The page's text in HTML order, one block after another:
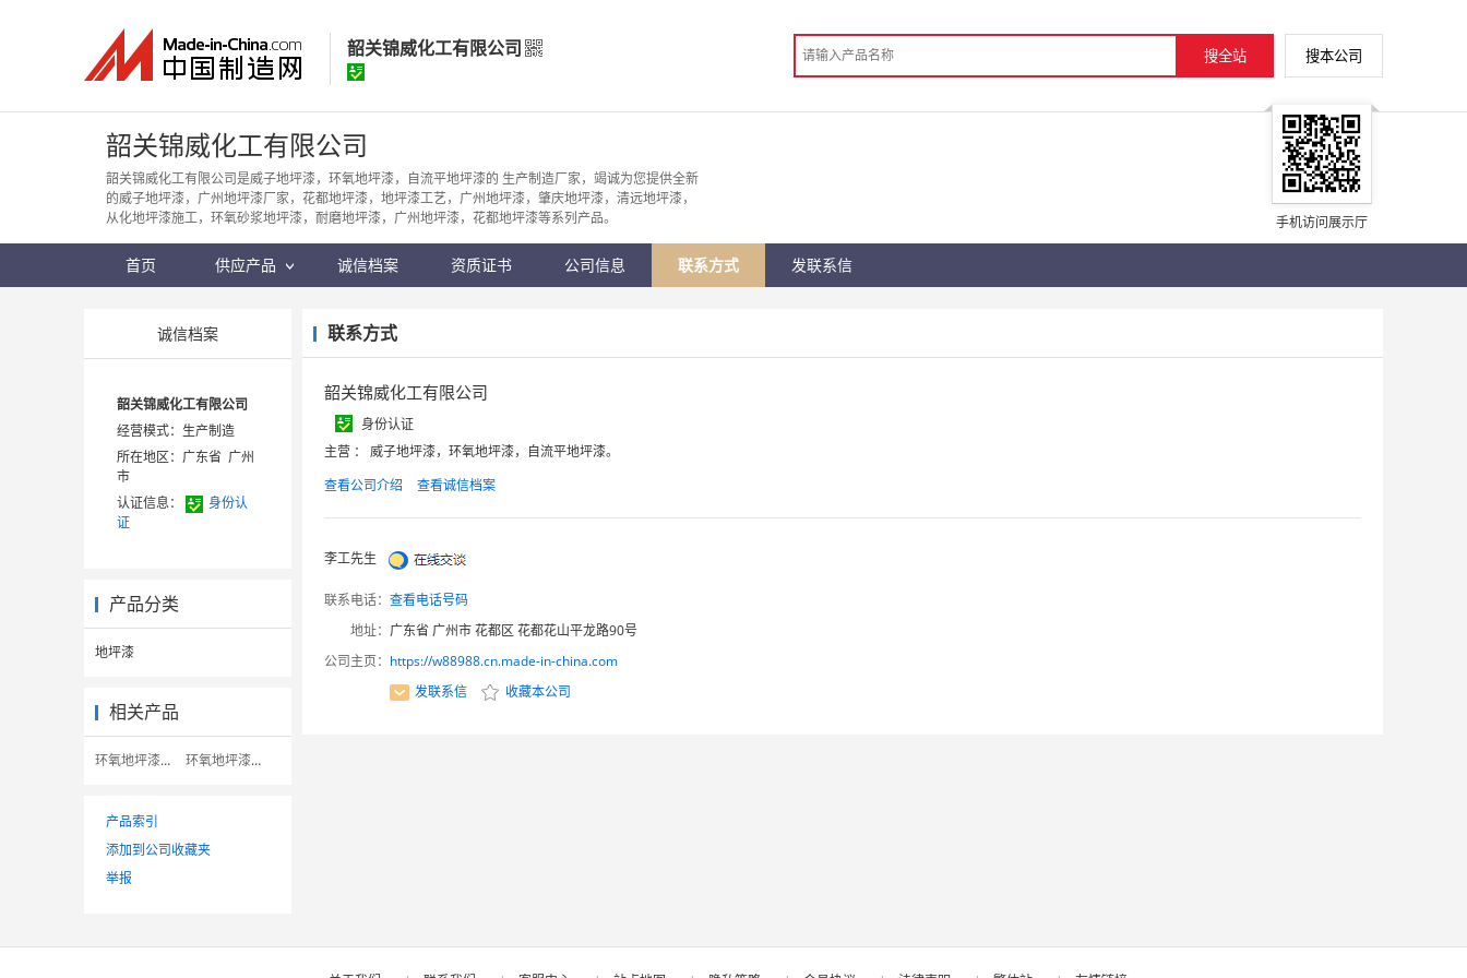
韶关锦威化工有限公司
韶关锦威化工有限公司
经营模式：生产制造
所在地区：广东省 广州市
认证信息：
身份认证
手机访问展示厅
韶关锦威化工有限公司
韶关锦威化工有限公司是威子地坪漆，环氧地坪漆，自流平地坪漆的 生产制造厂家，竭诚为您提供全新
的威子地坪漆，广州地坪漆厂家，花都地坪漆，地坪漆工艺，广州地坪漆，肇庆地坪漆，清远地坪漆，
从化地坪漆施工，环氧砂浆地坪漆，耐磨地坪漆，广州地坪漆，花都地坪漆等系列产品。
手机访问展示厅
首页 供应产品 诚信档案 资质证书 公司信息 联系方式 发联系信
诚信档案
韶关锦威化工有限公司
经营模式：生产制造
所在地区：广东省 广州
市
认证信息：
身份认
证
产品分类
地坪漆
相关产品
环氧地坪漆防静电面漆 环氧地坪漆包工包料
产品索引
添加到公司收藏夹
举报
联系方式
韶关锦威化工有限公司
身份认证
主营 ： 威子地坪漆，环氧地坪漆，自流平地坪漆。
查看公司介绍
查看诚信档案
李工先生
联系电话： 查看电话号码
地址： 广东省 广州市 花都区 花都花山平龙路90号
公司主页： https://w88988.cn.made-in-china.com
发联系信
收藏本公司